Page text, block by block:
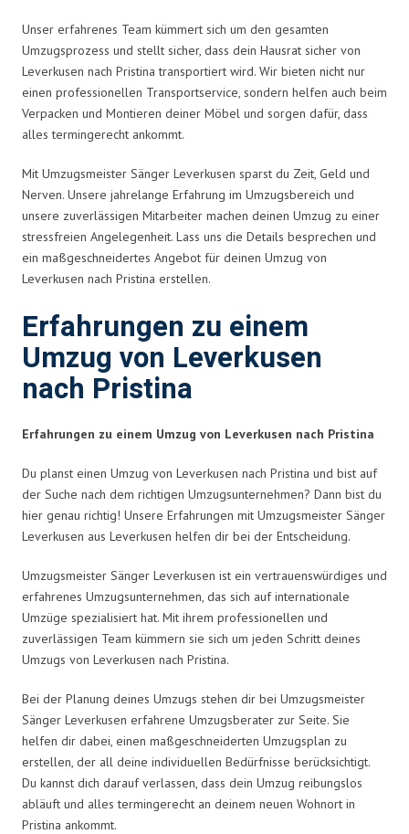
Unser erfahrenes Team kümmert sich um den gesamten
Umzugsprozess und stellt sicher, dass dein Hausrat sicher von
Leverkusen nach Pristina transportiert wird. Wir bieten nicht nur
einen professionellen Transportservice, sondern helfen auch beim
Verpacken und Montieren deiner Möbel und sorgen dafür, dass
alles termingerecht ankommt.
Mit Umzugsmeister Sänger Leverkusen sparst du Zeit, Geld und
Nerven. Unsere jahrelange Erfahrung im Umzugsbereich und
unsere zuverlässigen Mitarbeiter machen deinen Umzug zu einer
stressfreien Angelegenheit. Lass uns die Details besprechen und
ein maßgeschneidertes Angebot für deinen Umzug von
Leverkusen nach Pristina erstellen.
Erfahrungen zu einem
Umzug von Leverkusen
nach Pristina
Erfahrungen zu einem Umzug von Leverkusen nach Pristina
Du planst einen Umzug von Leverkusen nach Pristina und bist auf
der Suche nach dem richtigen Umzugsunternehmen? Dann bist du
hier genau richtig! Unsere Erfahrungen mit Umzugsmeister Sänger
Leverkusen aus Leverkusen helfen dir bei der Entscheidung.
Umzugsmeister Sänger Leverkusen ist ein vertrauenswürdiges und
erfahrenes Umzugsunternehmen, das sich auf internationale
Umzüge spezialisiert hat. Mit ihrem professionellen und
zuverlässigen Team kümmern sie sich um jeden Schritt deines
Umzugs von Leverkusen nach Pristina.
Bei der Planung deines Umzugs stehen dir bei Umzugsmeister
Sänger Leverkusen erfahrene Umzugsberater zur Seite. Sie
helfen dir dabei, einen maßgeschneiderten Umzugsplan zu
erstellen, der all deine individuellen Bedürfnisse berücksichtigt.
Du kannst dich darauf verlassen, dass dein Umzug reibungslos
abläuft und alles termingerecht an deinem neuen Wohnort in
Pristina ankommt.